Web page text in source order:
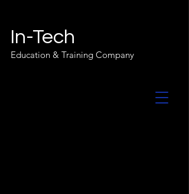
In-Tech
Education & Training Company